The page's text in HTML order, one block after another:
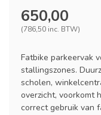
650,00
(786,50 inc. BTW)
Fatbike parkeervak
stallingszones.
scholen,
overzicht, voorkomt
correct gebruik van